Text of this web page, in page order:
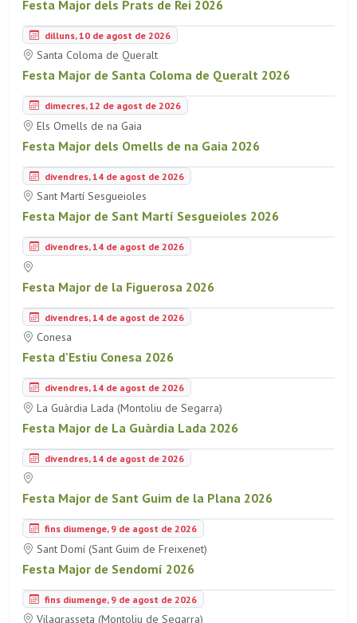
Festa Major dels Prats de Rei 2026
dilluns, 10 de agost de 2026
Santa Coloma de Queralt
Festa Major de Santa Coloma de Queralt 2026
dimecres, 12 de agost de 2026
Els Omells de na Gaia
Festa Major dels Omells de na Gaia 2026
divendres, 14 de agost de 2026
Sant Martí Sesgueioles
Festa Major de Sant Martí Sesgueioles 2026
divendres, 14 de agost de 2026
Festa Major de la Figuerosa 2026
divendres, 14 de agost de 2026
Conesa
Festa d'Estiu Conesa 2026
divendres, 14 de agost de 2026
La Guàrdia Lada (Montoliu de Segarra)
Festa Major de La Guàrdia Lada 2026
divendres, 14 de agost de 2026
Festa Major de Sant Guim de la Plana 2026
fins diumenge, 9 de agost de 2026
Sant Domí (Sant Guim de Freixenet)
Festa Major de Sendomí 2026
fins diumenge, 9 de agost de 2026
Vilagrasseta (Montoliu de Segarra)